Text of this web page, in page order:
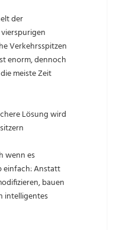
der
Verkehrsspitzen
enorm, dennoch
meiste Zeit
Lösung wird
wenn es
einfach: Anstatt
bauen
intelligentes